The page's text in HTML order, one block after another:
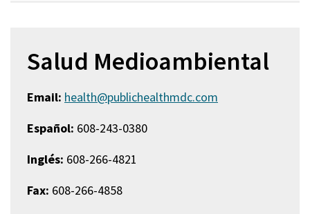
Salud Medioambiental
Email: health@publichealthmdc.com
Español: 608-243-0380
Inglés: 608-266-4821
Fax: 608-266-4858